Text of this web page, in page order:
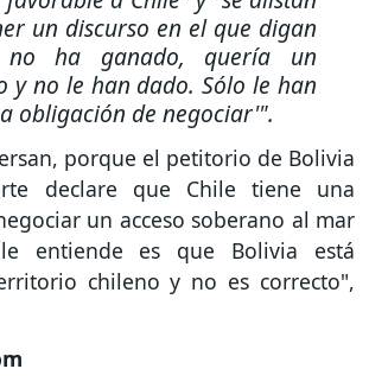
un discurso en el que digan
no ha ganado, quería un
y no le han dado. Sólo le han
obligación de negociar'".
porque el petitorio de Bolivia
declare que Chile tiene una
un acceso soberano al mar
entiende es que Bolivia está
chileno y no es correcto",